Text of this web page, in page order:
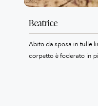
Beatrice
Abito da sposa in tulle
corpetto è foderato in